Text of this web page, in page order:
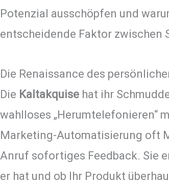
Potenzial ausschöpfen und
entscheidende Faktor zwischen
Die Renaissance des
Die Kaltakquise hat ihr
wahlloses „Herumtelefonieren“
Marketing-Automatisierung oft
Anruf sofortiges Feedback. Sie
er hat und ob Ihr Produkt